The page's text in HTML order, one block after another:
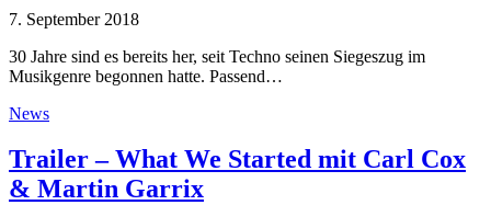
7. September 2018
30 Jahre sind es bereits her, seit Techno seinen Siegeszug im
Musikgenre begonnen hatte. Passend…
News
Trailer – What We Started mit Carl Cox
& Martin Garrix